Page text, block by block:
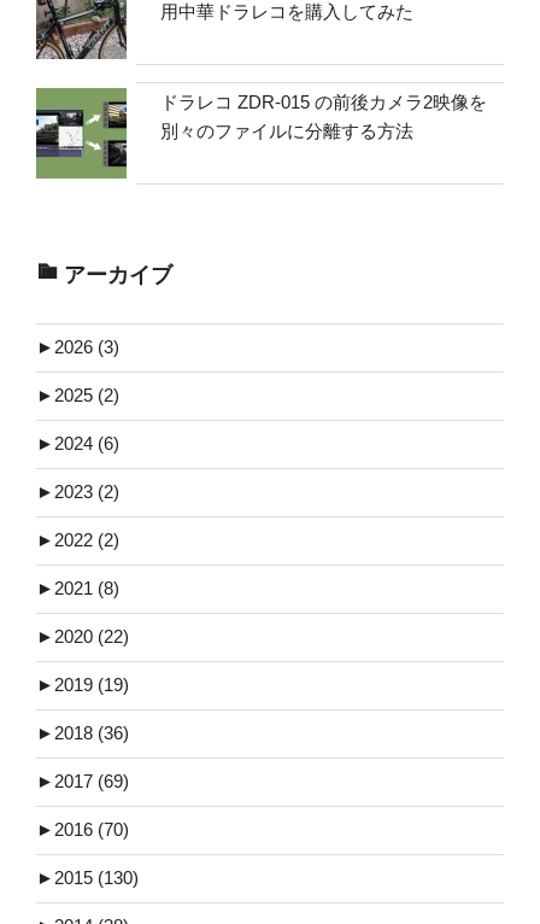
用中華ドラレコを購入してみた
ドラレコ ZDR-015 の前後カメラ2映像を
別々のファイルに分離する方法
アーカイブ
► 2026 (3)
► 2025 (2)
► 2024 (6)
► 2023 (2)
► 2022 (2)
► 2021 (8)
► 2020 (22)
► 2019 (19)
► 2018 (36)
► 2017 (69)
► 2016 (70)
► 2015 (130)